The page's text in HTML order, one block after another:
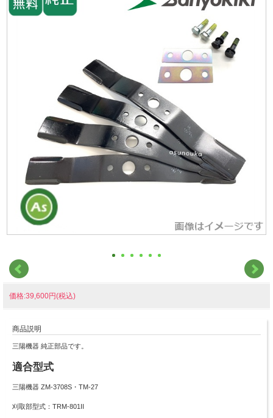
価格:39,600円(税込)
商品説明
三陽機器 純正部品です。
適合型式
三陽機器 ZM-3708S・TM-27
刈取部型式：TRM-801II